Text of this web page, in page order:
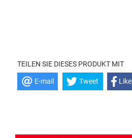
TEILEN SIE DIESES PRODUKT MIT
E-mail Tweet Like